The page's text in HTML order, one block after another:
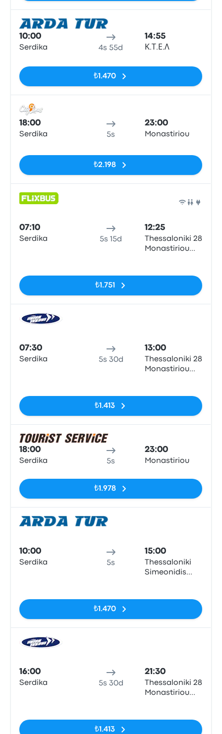
10:00
Serdika 4s 55d
14:55
Κ.Τ.Ε.Λ
₺1.470
18:00
Serdika 5s
23:00
Monastiriou
₺2.198
07:10
Serdika 5s 15d
12:25
Thessaloniki 28
Monastiriou
₺1.751
07:30
Serdika 5s 30d
13:00
Thessaloniki 28
Monastiriou
₺1.413
18:00
Serdika 5s
23:00
Monastiriou
₺1.978
10:00
Serdika 5s
15:00
Thessaloniki
Simeonidis
₺1.470
16:00
Serdika 5s 30d
21:30
Thessaloniki 28
Monastiriou
₺1.413